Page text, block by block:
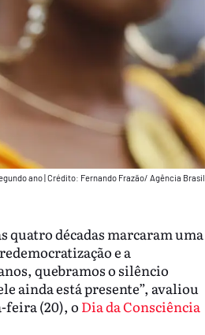
ano Crédito: Fernando Frazão/ Agência Brasil
décadas marcaram uma
e a
quebramos o silêncio
ainda está presente”, avaliou
feira (20), o Dia da Consciência